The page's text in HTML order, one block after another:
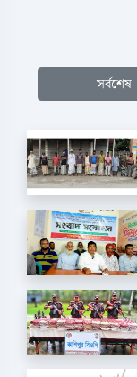
সর্বশেষ